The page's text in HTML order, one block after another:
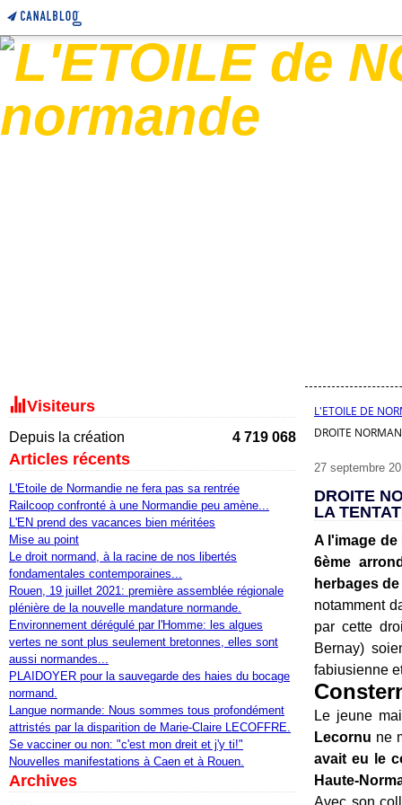
Visiteurs
Depuis la création 4 719 068
Articles récents
L'Etoile de Normandie ne fera pas sa rentrée
Railcoop confronté à une Normandie peu amène...
L'EN prend des vacances bien méritées
Mise au point
Le droit normand, à la racine de nos libertés
fondamentales contemporaines...
Rouen, 19 juillet 2021: première assemblée régionale
plénière de la nouvelle mandature normande.
Environnement dérégulé par l'Homme: les algues
vertes ne sont plus seulement bretonnes, elles sont
aussi normandes...
PLAIDOYER pour la sauvegarde des haies du bocage
normand.
Langue normande: Nous sommes tous profondément
attristés par la disparition de Marie-Claire LECOFFRE.
Se vacciner ou non: "c'est mon dreit et j'y ti!"
Nouvelles manifestations à Caen et à Rouen.
Archives
L'ETOILE DE
DROITE
27 septembre
DROITE
LA
A l'image
6ème
herbages
notamment
par cette
Bernay)
fabiusienne
Le jeune
Lecornu ne
avait eu le
Haute-
Avec son